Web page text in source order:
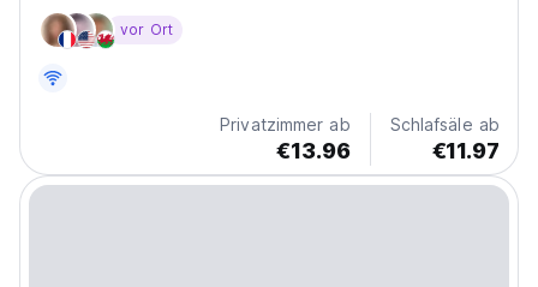
Bad und Kabel-TV, kostenlosen Internetzugang und
Nutzung unserer voll ausgestatteten Hostel-Küche ...
vor Ort
Privatzimmer ab
€13.96
Schlafsäle ab
€11.97